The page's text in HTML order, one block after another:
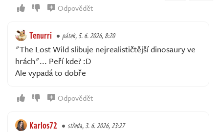
Odpovědět
Tenurri pátek, 5. 6. 2026, 8:20
"The Lost Wild slibuje nejrealističtější dinosaury ve
hrách"... Peří kde? :D
Ale vypadá to dobře
Odpovědět
Karlos72 středa, 3. 6. 2026, 23:27